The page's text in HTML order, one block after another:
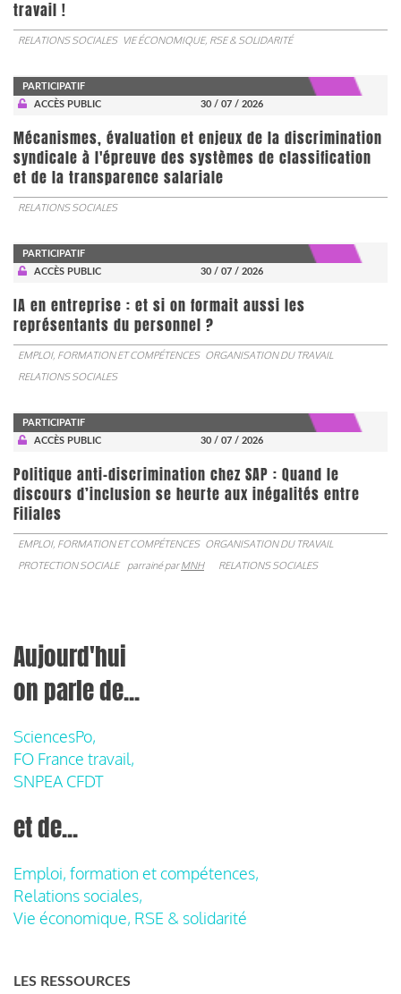
travail !
RELATIONS SOCIALES VIE ÉCONOMIQUE, RSE & SOLIDARITÉ
PARTICIPATIF
ACCÈS PUBLIC
30 / 07 / 2026
Mécanismes, évaluation et enjeux de la discrimination
syndicale à l'épreuve des systèmes de classification
et de la transparence salariale
RELATIONS SOCIALES
PARTICIPATIF
ACCÈS PUBLIC
30 / 07 / 2026
IA en entreprise : et si on formait aussi les
représentants du personnel ?
EMPLOI, FORMATION ET COMPÉTENCES ORGANISATION DU TRAVAIL
RELATIONS SOCIALES
PARTICIPATIF
ACCÈS PUBLIC
30 / 07 / 2026
Politique anti-discrimination chez SAP : Quand le
discours d’inclusion se heurte aux inégalités entre
Filiales
EMPLOI, FORMATION ET COMPÉTENCES ORGANISATION DU TRAVAIL
PROTECTION SOCIALE
parrainé parMNH RELATIONS SOCIALES
Aujourd'hui
on parle de...
SciencesPo,
FO France travail,
SNPEA CFDT
et de...
Emploi, formation et compétences,
Relations sociales,
Vie économique, RSE & solidarité
LES RESSOURCES